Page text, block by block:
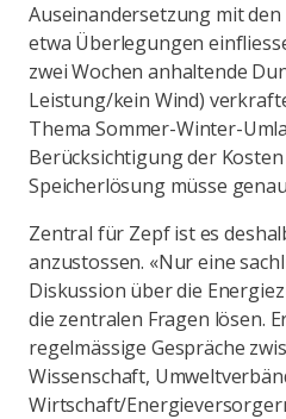
Auseinandersetzung mit den
etwa Überlegungen
zwei Wochen anhaltende
Leistung/kein Wind)
Thema Sommer-Winter-
Berücksichtigung der
Speicherlösung müsse
Zentral für Zepf ist es
anzustossen. «Nur eine
Diskussion über die
die zentralen Fragen lösen.
regelmässige Gespräche
Wissenschaft,
Wirtschaft/